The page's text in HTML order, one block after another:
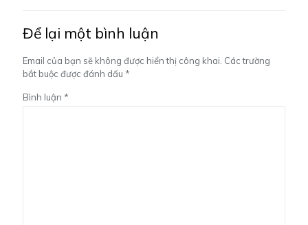
Để lại một bình luận
Email của bạn sẽ không được hiển thị công khai. Các trường
bắt buộc được đánh dấu *
Bình luận *